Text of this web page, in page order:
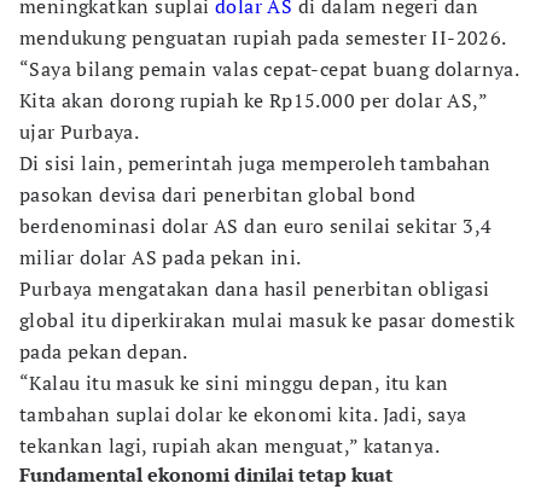
meningkatkan suplai dolar AS di dalam negeri dan
mendukung penguatan rupiah pada semester II-2026.
“Saya bilang pemain valas cepat-cepat buang dolarnya.
Kita akan dorong rupiah ke Rp15.000 per dolar AS,”
ujar Purbaya.
Di sisi lain, pemerintah juga memperoleh tambahan
pasokan devisa dari penerbitan global bond
berdenominasi dolar AS dan euro senilai sekitar 3,4
miliar dolar AS pada pekan ini.
Purbaya mengatakan dana hasil penerbitan obligasi
global itu diperkirakan mulai masuk ke pasar domestik
pada pekan depan.
“Kalau itu masuk ke sini minggu depan, itu kan
tambahan suplai dolar ke ekonomi kita. Jadi, saya
tekankan lagi, rupiah akan menguat,” katanya.
Fundamental ekonomi dinilai tetap kuat